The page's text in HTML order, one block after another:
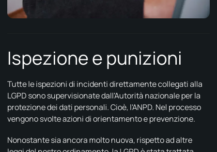
Ispezione e punizioni
Tutte le ispezioni di incidenti direttamente collegati alla
LGPD sono supervisionate dall'Autorità nazionale per la
protezione dei dati personali. Cioè, l'ANPD. Nel processo
vengono svolte azioni di orientamento e prevenzione.
Nonostante sia ancora molto nuova, rispetto ad altre